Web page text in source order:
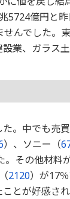
5724億円と
んでした。
業、ガラス
。中でも売
）、ソニー（
その他材料
2120）が17
とが好感さ